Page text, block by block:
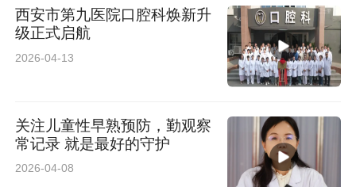
西安市第九医院口腔科焕新升
级正式启航
2026-04-13
关注儿童性早熟预防，勤观察
常记录 就是最好的守护
2026-04-08